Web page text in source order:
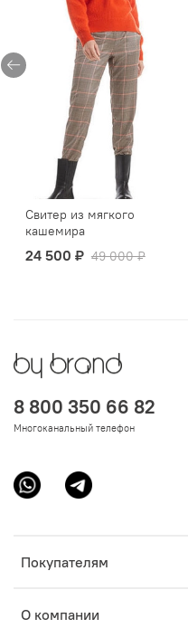
Свитер из мягкого
кашемира
24 500 ₽ 49 000 ₽
Покупателям
О компании
8 800 350 66 82
Многоканальный телефон